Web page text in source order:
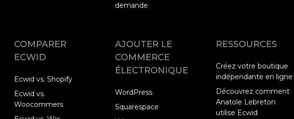
demande
COMPARER
ECWID
Ecwid vs. Shopify
Ecwid vs.
Woocommers
AJOUTER LE
COMMERCE
ÉLECTRONIQUE
WordPress
Squarespace
RESSOURCES
Créez votre boutique
indépendante en ligne
Découvrez comment
Anatole Lebreton
utilise Ecwid